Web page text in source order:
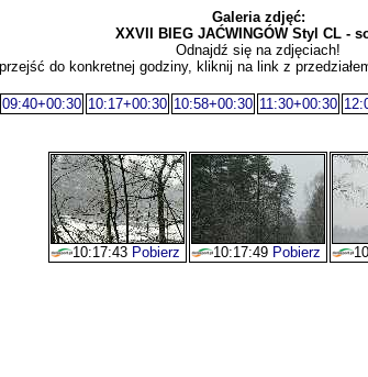
Galeria zdjęć:
XXVII BIEG JAĆWINGÓW Styl CL -
Odnajdź się na zdjęciach!
do konkretnej godziny, kliknij na link z
09:40+00:30 10:17+00:30 10:58+00:30 11:30+00:30
10:17:43 Pobierz 10:17:49 Pobierz